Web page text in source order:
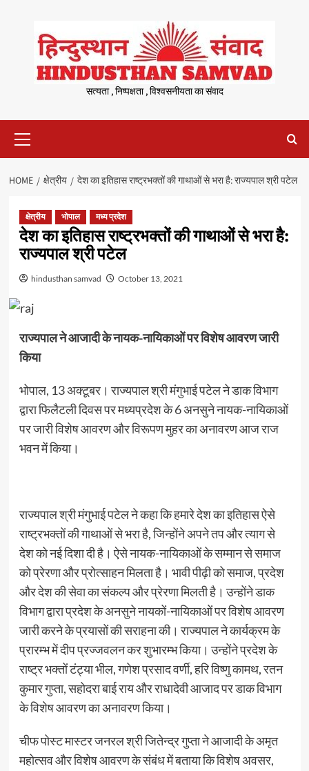
content
सत्यता , निष्पक्षता , विश्वसनीयता का संवाद
Menu
HOME क्षेत्रीय देश का इतिहास राष्ट्रभक्तों की गाथाओं से भरा है: राज्यपाल श्री पटेल
क्षेत्रीय भोपाल मध्य प्रदेश
देश का इतिहास राष्ट्रभक्तों की गाथाओं से भरा है:
राज्यपाल श्री पटेल
hindusthan samvad October 13, 2021
राज्यपाल ने आजादी के नायक-नायिकाओं पर विशेष आवरण जारी
किया
भोपाल, 13 अक्टूबर। राज्यपाल श्री मंगुभाई पटेल ने डाक विभाग
द्वारा फिलैटली दिवस पर मध्यप्रदेश के 6 अनसुने नायक-नायिकाओं
पर जारी विशेष आवरण और विरूपण मुहर का अनावरण आज राज
भवन में किया।
राज्यपाल श्री मंगुभाई पटेल ने कहा कि हमारे देश का इतिहास ऐसे
राष्ट्रभक्तों की गाथाओं से भरा है, जिन्होंने अपने तप और त्याग से
देश को नई दिशा दी है। ऐसे नायक-नायिकाओं के सम्मान से समाज
को प्रेरणा और प्रोत्साहन मिलता है। भावी पीढ़ी को समाज, प्रदेश
और देश की सेवा का संकल्प और प्रेरणा मिलती है। उन्होंने डाक
विभाग द्वारा प्रदेश के अनसुने नायकों-नायिकाओं पर विशेष आवरण
जारी करने के प्रयासों की सराहना की। राज्यपाल ने कार्यक्रम के
प्रारम्भ में दीप प्रज्जवलन कर शुभारम्भ किया। उन्होंने प्रदेश के
राष्ट्र भक्तों टंट्या भील, गणेश प्रसाद वर्णी, हरि विष्णु कामथ, रतन
कुमार गुप्ता, सहोदरा बाई राय और राधादेवी आजाद पर डाक विभाग
के विशेष आवरण का अनावरण किया।
चीफ पोस्ट मास्टर जनरल श्री जितेन्द्र गुप्ता ने आजादी के अमृत
महोत्सव और विशेष आवरण के संबंध में बताया कि विशेष अवसर,